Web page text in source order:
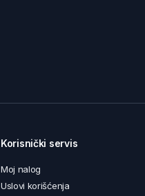
Korisnički servis
Moj nalog
Uslovi korišćenja